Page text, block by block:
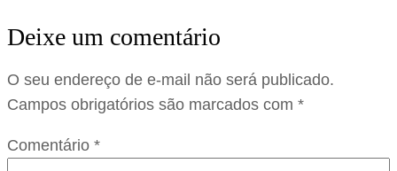
Deixe um comentário
O seu endereço de e-mail não será publicado.
Campos obrigatórios são marcados com *
Comentário *